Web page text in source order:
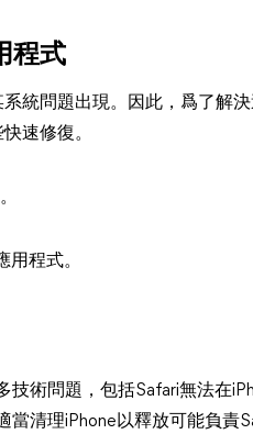
程式
統問題出現。因此，爲了解
速修復。
用程式。
術問題，包括Safari無法在
當清理iPhone以釋放可能負責